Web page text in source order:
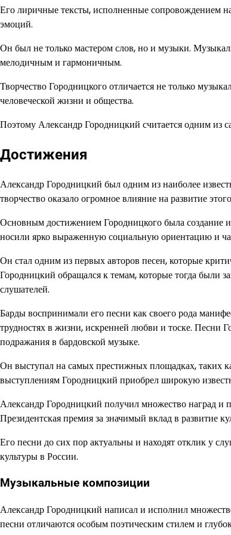
Его лиричные тексты, исполненные сопровождением
эмоций.
Он был не только мастером слов, но и музыки.
мелодичным и гармоничным.
Творчество Городницкого отличается не только
человеческой жизни и общества.
Поэтому Александр Городницкий считается одним из
Достижения
Александр Городницкий был одним из наиболее
творчество оказало огромное влияние на развитие
Основным достижением Городницкого была создание
носили ярко выраженную социальную ориентацию и
Он стал одним из первых авторов песен, которые
Городницкий обращался к темам, которые тогда были
слушателей.
Барды воспринимали его песни как своего рода
трудностях в жизни, искренней любви и тоске. Песни
подражания в бардовской музыке.
Он выступал на самых престижных площадках, таких
выступлениям Городницкий приобрел широкую
Александр Городницкий получил множество наград и
Президентская премия за значимый вклад в развитие
Его песни до сих пор актуальны и находят отклик у
культуры в России.
Музыкальные композиции
Александр Городницкий написал и исполнил
песни отличаются особым поэтическим стилем и